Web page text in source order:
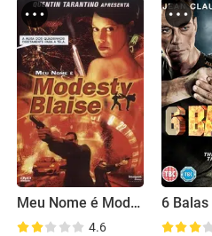
Meu Nome é Modesty Blaise
4.6
6 Balas